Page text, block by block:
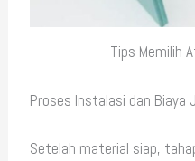
Tips Memilih
Proses Instalasi dan Biaya
Setelah material siap,